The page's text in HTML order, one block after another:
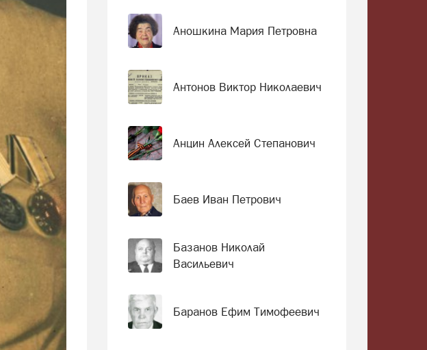
Аношкина Мария Петровна
Антонов Виктор Николаевич
Анцин Алексей Степанович
Баев Иван Петрович
Базанов Николай
Васильевич
Баранов Ефим Тимофеевич